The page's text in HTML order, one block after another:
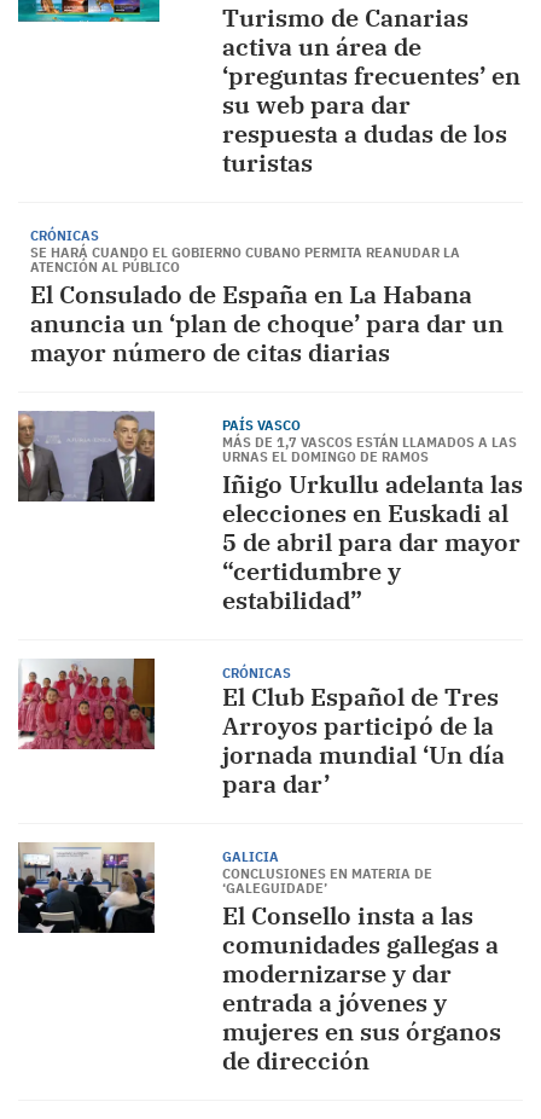
Turismo de Canarias
activa un área de
‘preguntas frecuentes’ en
su web para dar
respuesta a dudas de los
turistas
CRÓNICAS
SE HARÁ CUANDO EL GOBIERNO CUBANO PERMITA REANUDAR LA
ATENCIÓN AL PÚBLICO
El Consulado de España en La Habana
anuncia un ‘plan de choque’ para dar un
mayor número de citas diarias
PAÍS VASCO
MÁS DE 1,7 VASCOS ESTÁN LLAMADOS A LAS
URNAS EL DOMINGO DE RAMOS
Iñigo Urkullu adelanta las
elecciones en Euskadi al
5 de abril para dar mayor
“certidumbre y
estabilidad”
CRÓNICAS
El Club Español de Tres
Arroyos participó de la
jornada mundial ‘Un día
para dar’
GALICIA
CONCLUSIONES EN MATERIA DE
‘GALEGUIDADE’
El Consello insta a las
comunidades gallegas a
modernizarse y dar
entrada a jóvenes y
mujeres en sus órganos
de dirección